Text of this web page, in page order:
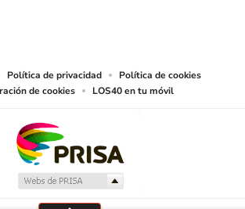
Política de privacidad
Política de cookies
de cookies
LOS40 en tu móvil